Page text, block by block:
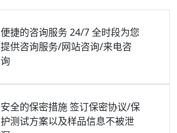
便捷的咨询服务24/7 全时段为您
提供咨询服务/网站咨询/来电咨
询
安全的保密措施 签订保密协议/保
护测试方案以及样品信息不被泄